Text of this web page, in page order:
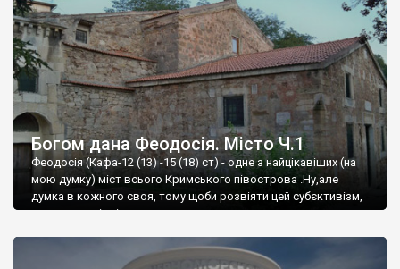
Богом дана Феодосія. Місто Ч.1
Феодосія (Кафа-12 (13) -15 (18) ст) - одне з найцікавіших (на
мою думку) міст всього Кримського півострова .Ну,але
думка в кожного своя, тому щоби розвіяти цей субєктивізм,
запрошую відвідати це